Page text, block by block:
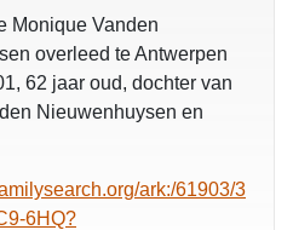
Monique Vanden
overleed te Antwerpen
62 jaar oud, dochter van
Nieuwenhuysen en
ark:/61903/3
6HQ?